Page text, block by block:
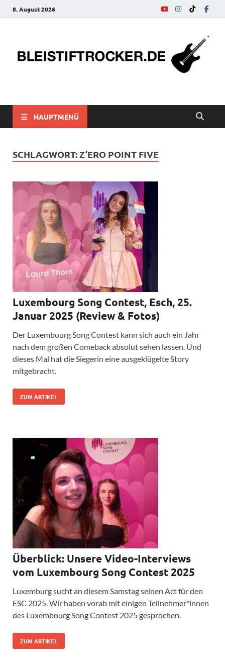
8. August 2026
bleistiftrocker.de
HAUPTMENÜ
SCHLAGWORT:Z’ERO POINT FIVE
Luxembourg Song Contest, Esch, 25.
Januar 2025 (Review & Fotos)
Der Luxembourg Song Contest kann sich auch ein Jahr
nach dem großen Comeback absolut sehen lassen. Und
dieses Mal hat die Siegerin eine ausgeklügelte Story
mitgebracht.
ZUM ARTIKEL
Überblick: Unsere Video-Interviews
vom Luxembourg Song Contest 2025
Luxemburg sucht an diesem Samstag seinen Act für den
ESC 2025. Wir haben vorab mit einigen Teilnehmer*innen
des Luxembourg Song Contest 2025 gesprochen.
ZUM ARTIKEL